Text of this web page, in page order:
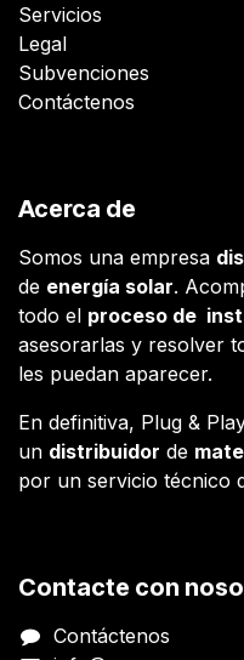
Servicios
Legal
Subvenciones
Contáctenos
Acerca de
Somos una empresa
de energía solar.
todo el proceso de
asesorarlas y resolver
les puedan aparecer.
En definitiva, Plug &
un distribuidor de
por un servicio técnico
Contacte con
Contáctenos